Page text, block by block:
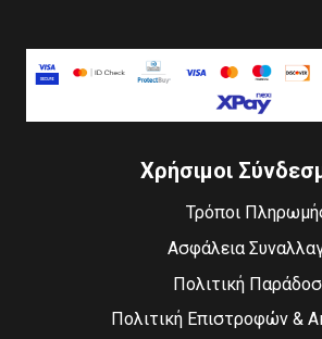
Χρήσιμοι
Τρόποι
Ασφάλεια
Πολιτική
Πολιτική Επιστροφών &